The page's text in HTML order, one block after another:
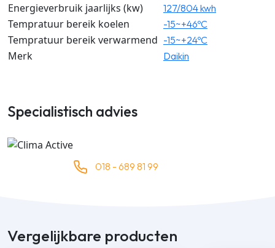
Energieverbruik jaarlijks (kw) 127/804 kwh
Tempratuur bereik koelen -15~+46ºC
Tempratuur bereik verwarmend -15~+24ºC
Merk Daikin
Specialistisch advies
018 - 689 81 99
Vergelijkbare producten